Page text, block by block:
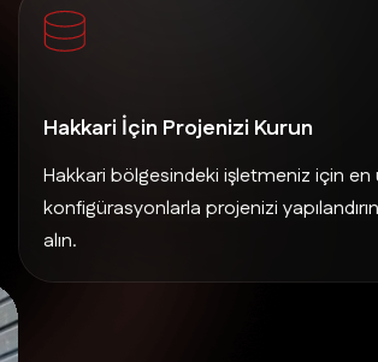
Hakkari İçin Projenizi Kurun
Hakkari bölgesindeki işletmeniz için en
konfigürasyonlarla projenizi
alın.